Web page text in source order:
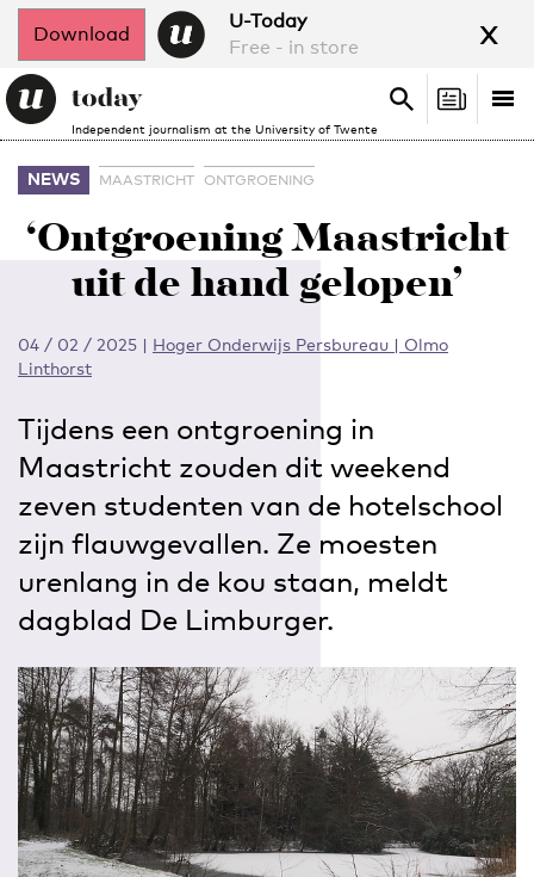
Download
U-Today
Free - in store
x
Independent journalism at the University of Twente
Search
Search
NEWS MAASTRICHT ONTGROENING
‘Ontgroening Maastricht
uit de hand gelopen’
04 / 02 / 2025 | Hoger Onderwijs Persbureau | Olmo
Linthorst
Tijdens een ontgroening in
Maastricht zouden dit weekend
zeven studenten van de hotelschool
zijn flauwgevallen. Ze moesten
urenlang in de kou staan, meldt
dagblad De Limburger.